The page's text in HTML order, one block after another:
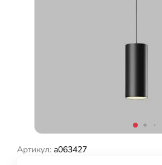
Артикул: a063427